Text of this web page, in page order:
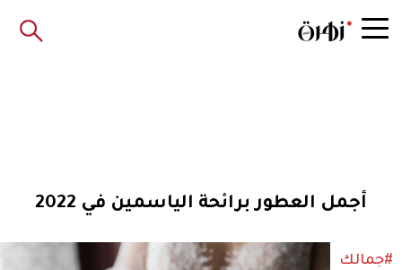
أجمل العطور برائحة الياسمين في 2022
#جمالك